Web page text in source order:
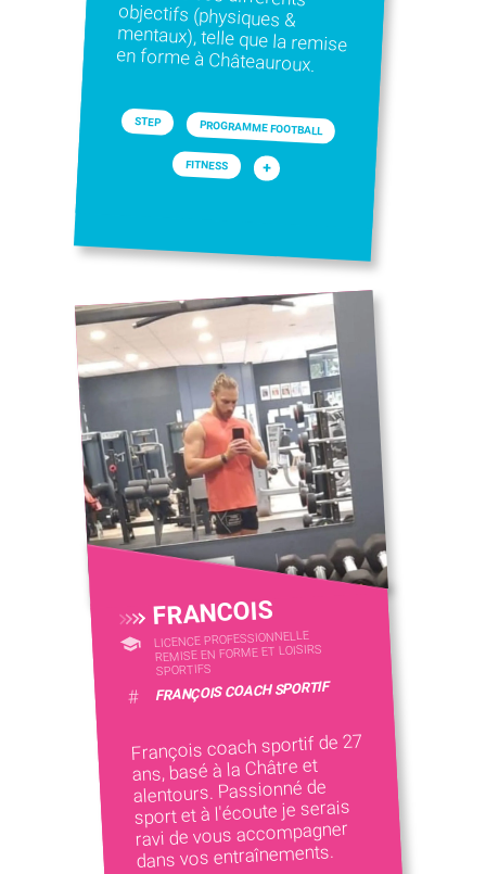
en forme à Châteauroux.
STEP PROGRAMME FOOTBALL
FITNESS +
FRANCOIS
LICENCE PROFESSIONNELLE
REMISE EN FORME ET LOISIRS
SPORTIFS
# FRANÇOIS COACH SPORTIF
François coach sportif de 27
ans, basé à la Châtre et
alentours. Passionné de
sport et à l'écoute je serais
ravi de vous accompagner
dans vos entraînements.